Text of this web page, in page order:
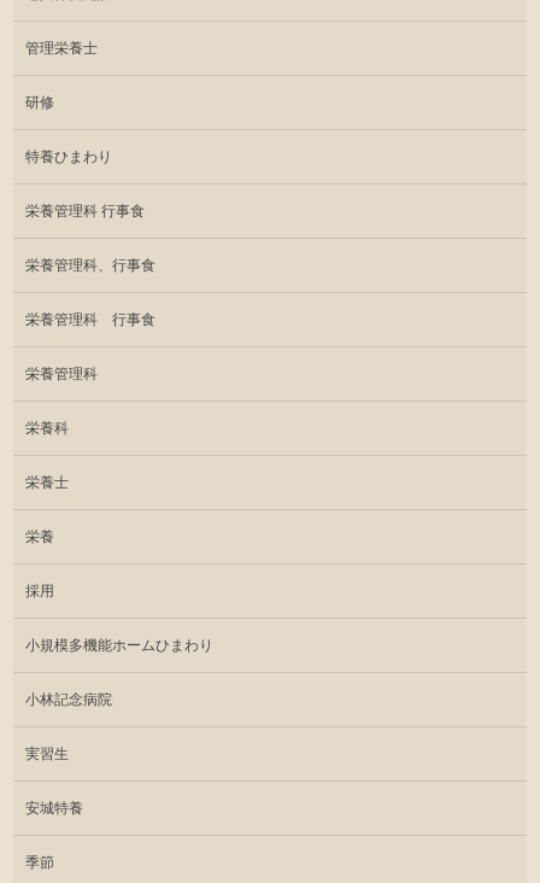
管理栄養士
研修
特養ひまわり
栄養管理科 行事食
栄養管理科、行事食
栄養管理科 行事食
栄養管理科
栄養科
栄養士
栄養
採用
小規模多機能ホームひまわり
小林記念病院
実習生
安城特養
季節